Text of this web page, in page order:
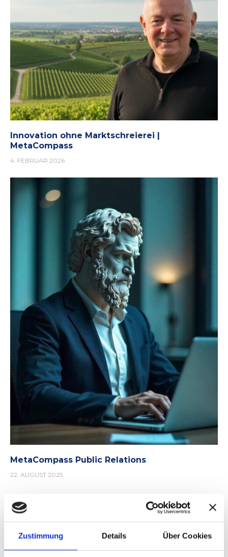
Zustimmung Details Über Cookies
Innovation ohne Marktschreierei |
MetaCompass
4. FEBRUAR 2026
MetaCompass Public Relations
22. AUGUST 2025